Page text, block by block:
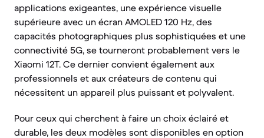
applications exigeantes, une expérience visuelle
supérieure avec un écran AMOLED 120 Hz, des
capacités photographiques plus sophistiquées et une
connectivité 5G, se tourneront probablement vers le
Xiaomi 12T. Ce dernier convient également aux
professionnels et aux créateurs de contenu qui
nécessitent un appareil plus puissant et polyvalent.
Pour ceux qui cherchent à faire un choix éclairé et
durable, les deux modèles sont disponibles en option